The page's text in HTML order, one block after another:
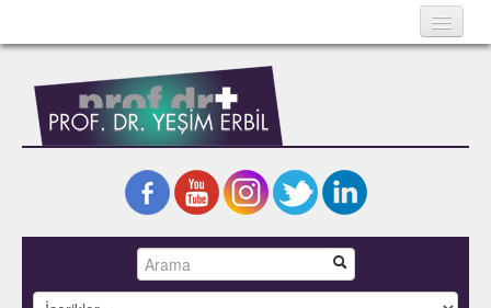
Hakkında
Bilimsel Yazılar
Projeler
Fotoğraflar